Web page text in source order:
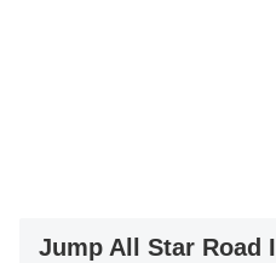
Jump All Star Road I